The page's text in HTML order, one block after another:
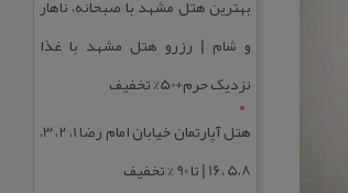
بهترین هتل مشهد با صبحانه، ناهار
و شام | رزرو هتل مشهد با غذا
نزدیک حرم+50% تخفیف
هتل آپارتمان خیابان امام رضا 1، 2، 3،
5،8 ،16 | تا 90 % تخفیف